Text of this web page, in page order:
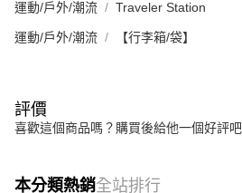
運動/戶外/潮流 Traveler Station
運動/戶外/潮流 【行李箱/袋】
評價
喜歡這個商品嗎？購買後給他一個好評吧
本分類熱銷全站排行